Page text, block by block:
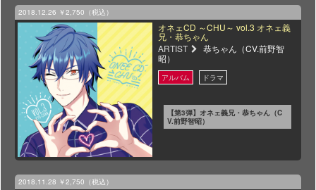
2018.12.26 ￥2,750（税込）
オネェCD ～CHU～ vol.3 オネェ義
兄・恭ちゃん
ARTIST
恭ちゃん（CV.前野智
昭）
【第3弾】オネェ義兄・恭ちゃん（C
V.前野智昭）
2018.11.28 ￥2,750（税込）